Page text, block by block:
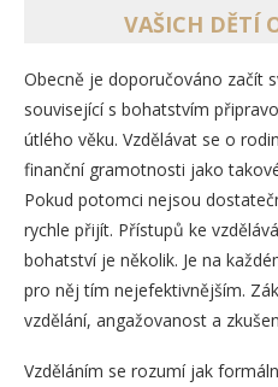
VAŠICH DĚTÍ
Obecně je doporučováno začít
související s bohatstvím
útlého věku. Vzdělávat se o
finanční gramotnosti jako
Pokud potomci nejsou
rychle přijít. Přístupů ke
bohatství je několik. Je na
pro něj tím nejefektivnějším.
vzdělání, angažovanost a
Vzděláním se rozumí jak